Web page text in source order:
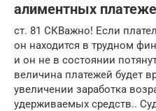
алиментных
ст. 81 СКВажно! Если
он находится в трудном
и он не в состоянии
величина платежей будет
увеличении заработка
удерживаемых средств..